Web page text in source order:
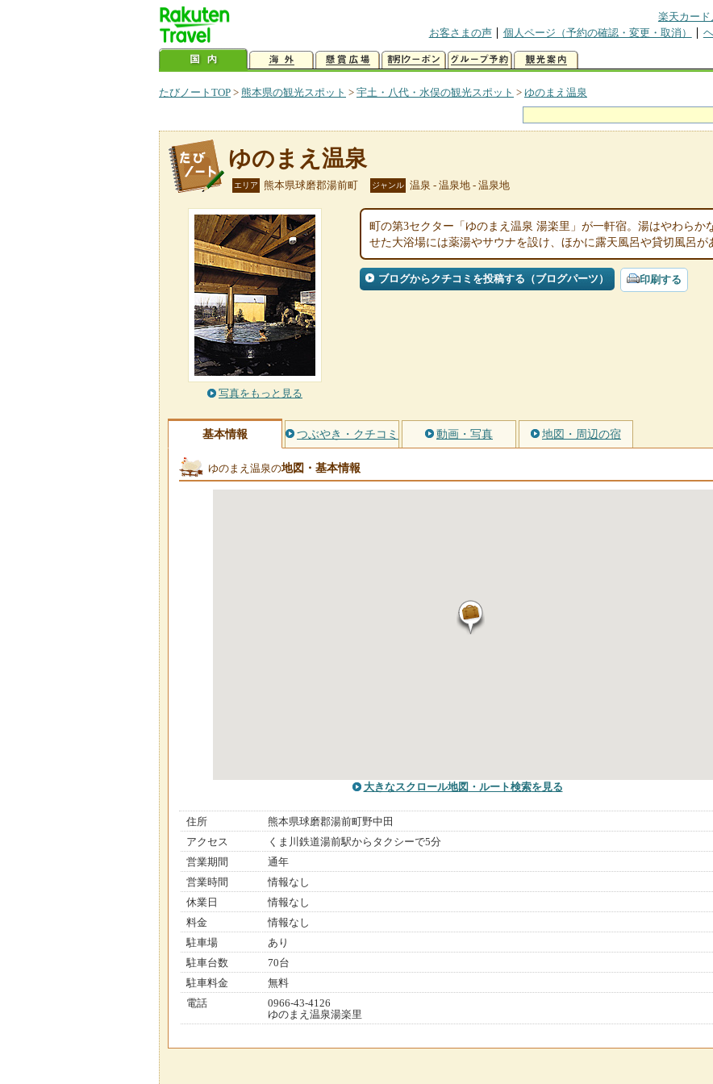
楽天カード
お客さまの声
個人ページ（予約の確認・変更・取消）
たびノートTOP > 熊本県の観光スポット > 宇土・八代・水俣の観光スポット > ゆのまえ温泉
ゆのまえ温泉
エリア 熊本県球磨郡湯前町 ジャンル 温泉 - 温泉地 - 温泉地
写真をもっと見る
町の第3セクター「ゆのまえ温泉 湯楽里」が一軒宿。湯はやわらか
せた大浴場には薬湯やサウナを設け、ほかに露天風呂や貸切風呂が
ブログからクチコミを投稿する（ブログパーツ） 印刷する
基本情報 つぶやき・クチコミ 動画・写真 地図・周辺の宿
ゆのまえ温泉の地図・基本情報
大きなスクロール地図 ・ルート検索を見る
住所
熊本県球磨郡湯前町野中田
アクセス
くま川鉄道湯前駅からタクシーで5分
営業期間
通年
営業時間
情報なし
休業日
情報なし
料金
情報なし
駐車場
あり
駐車台数
70台
駐車料金
無料
電話
0966-43-4126
ゆのまえ温泉湯楽里